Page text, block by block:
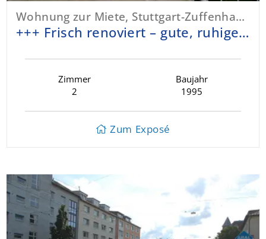
Wohnung zur Miete, Stuttgart-Zuffenhausen
+++ Frisch renoviert – gute, ruhige & bequeme Lage - TG-Doppelparker möglich +++
Zimmer
2
Baujahr
1995
Zum Exposé